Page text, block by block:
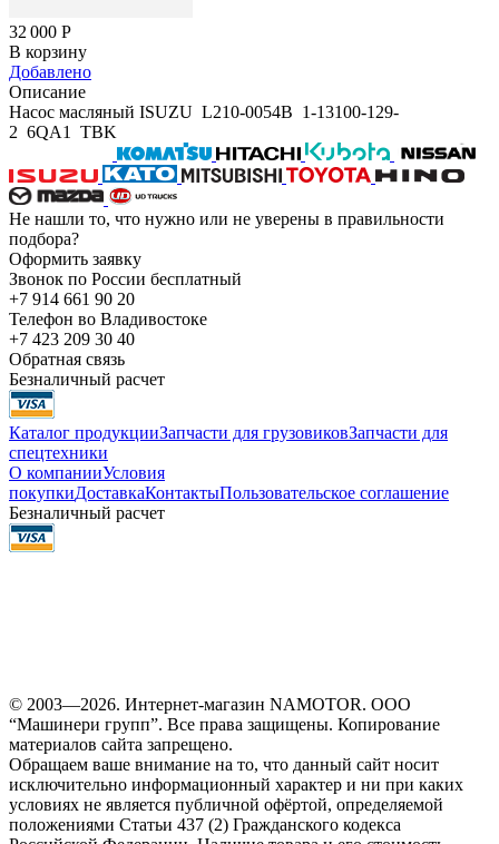
32 000 Р
В корзину
Добавлено
Описание
Насос масляный ISUZU L210-0054B 1-13100-129-
2 6QA1 TBK
Не нашли то, что нужно или не уверены в правильности
подбора?
Оформить заявку
Звонок по России бесплатный
+7 914 661 90 20
Телефон во Владивостоке
+7 423 209 30 40
Обратная связь
Безналичный расчет
Каталог продукцииЗапчасти для грузовиковЗапчасти для
спецтехники
О компанииУсловия
покупкиДоставкаКонтактыПользовательское соглашение
Безналичный расчет
© 2003—2026. Интернет-магазин NAMOTOR. ООО
“Машинери групп”. Все права защищены. Копирование
материалов сайта запрещено.
Обращаем ваше внимание на то, что данный сайт носит
исключительно информационный характер и ни при каких
условиях не является публичной офёртой, определяемой
положениями Статьи 437 (2) Гражданского кодекса